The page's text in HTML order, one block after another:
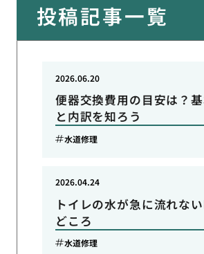
投稿記事一覧
便器交換費用の目安は？
と内訳を知ろう
2026.06.20
水道修理
トイレの水が急に流れな
どころ
2026.04.24
水道修理